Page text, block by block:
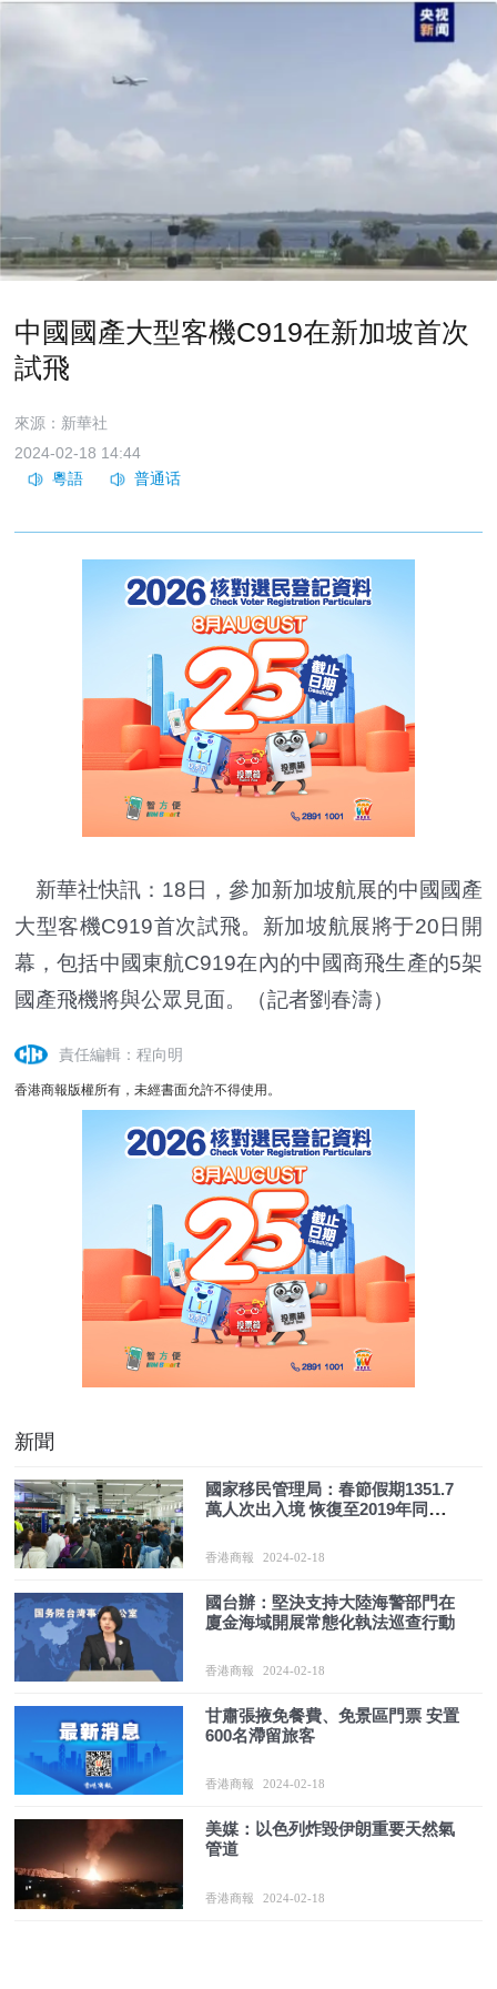
中國國產大型客機C919在新加坡首次
試飛
來源：新華社
2024-02-18 14:44
新華社快訊：18日，參加新加坡航展的中國國產
大型客機C919首次試飛。新加坡航展將于20日開
幕，包括中國東航C919在內的中國商飛生產的5架
國產飛機將與公眾見面。（記者劉春濤）
責任編輯：程向明
香港商報版權所有，未經書面允許不得使用。
新聞
國家移民管理局：春節假期1351.7
萬人次出入境 恢復至2019年同期近
香港商報 2024-02-18
國台辦：堅決支持大陸海警部門在
廈金海域開展常態化執法巡查行動
香港商報 2024-02-18
甘肅張掖免餐費、免景區門票 安置
600名滯留旅客
香港商報 2024-02-18
美媒：以色列炸毀伊朗重要天然氣
管道
香港商報 2024-02-18